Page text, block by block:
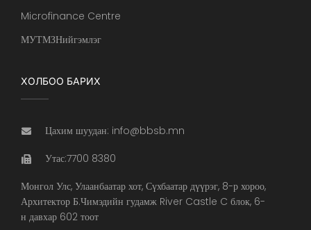
Microfinance Centre
МУТМЗНийгэмлэг
ХОЛБОО БАРИХ
Цахим шуудан: info@bbsb.mn
Утас:7700 8380
Монгол Улс, Улаанбаатар хот, Сүхбаатар дүүрэг, 8-р хороо,
Архитектор Б.Чимэдийн гудамж River Castle C блок, 6-
н давхар 602 тоот